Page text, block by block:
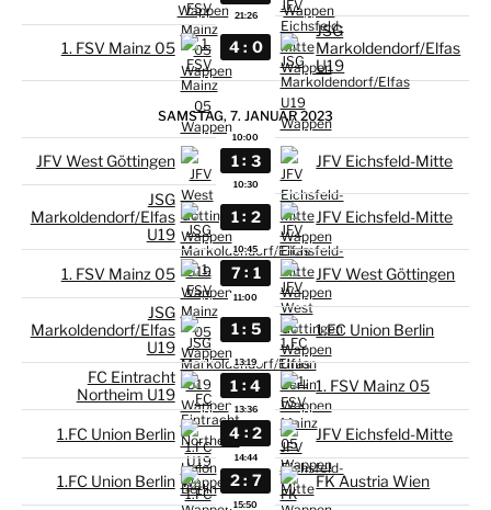
21:26
1. FSV Mainz 05 4 : 0
JSG
Markoldendorf/Elfas
U19
SAMSTAG, 7. JANUAR 2023
10:00
JFV West Göttingen 1 : 3 JFV Eichsfeld-Mitte
10:30
JSG
Markoldendorf/Elfas
U19
1 : 2 JFV Eichsfeld-Mitte
10:45
1. FSV Mainz 05 7 : 1 JFV West Göttingen
11:00
JSG
Markoldendorf/Elfas
U19
1 : 5 1.FC Union Berlin
13:19
FC Eintracht
Northeim U19
1 : 4 1. FSV Mainz 05
13:36
1.FC Union Berlin 4 : 2 JFV Eichsfeld-Mitte
14:44
1.FC Union Berlin 2 : 7 FK Austria Wien
15:50